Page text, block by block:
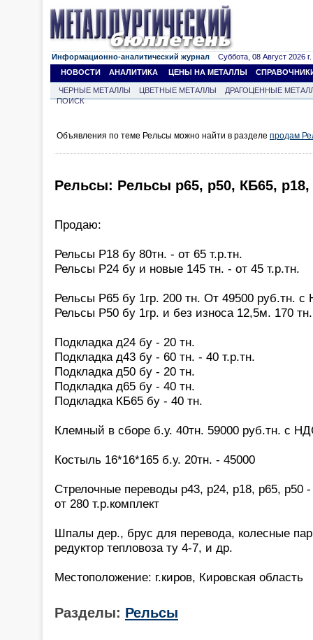
Информационно-аналитический журнал Суббота, 08 Август 2026 г.
НОВОСТИ
АНАЛИТИКА ЦЕНЫ НА МЕТАЛЛЫ
ЧЕРНЫЕ МЕТАЛЛЫ ЦВЕТНЫЕ МЕТАЛЛЫ
ДРАГОЦЕННЫЕ
ПОИСК
Объявления по теме Рельсы можно найти в разделе продам
Рельсы: Рельсы р65, р50, КБ65, р18,
Продаю:
Рельсы Р18 бу 80тн. - от 65 т.р.тн.
Рельсы Р24 бу и новые 145 тн. - от 45 т.р.тн.
Рельсы Р65 бу 1гр. 200 тн. От 49500 руб.тн.
Рельсы Р50 бу 1гр. и без износа 12,5м. 170 тн.
Подкладка д24 бу - 20 тн.
Подкладка д43 бу - 60 тн. - 40 т.р.тн.
Подкладка д50 бу - 20 тн.
Подкладка д65 бу - 40 тн.
Подкладка КБ65 бу - 40 тн.
Клемный в сборе б.у. 40тн. 59000 руб.тн. с
Костыль 16*16*165 б.у. 20тн. - 45000
Стрелочные переводы р43, р24, р18, р65, р50
от 280 т.р.комплект
Шпалы дер., брус для перевода, колесные
редуктор тепловоза ту 4-7, и др.
Местоположение: г.киров, Кировская область
Разделы: Рельсы